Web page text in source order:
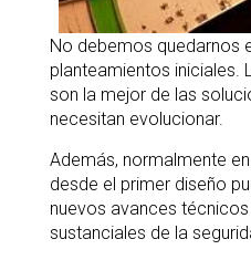
No debemos quedarnos
planteamientos iniciales.
son la mejor de las
necesitan evolucionar.
Además, normalmente
desde el primer diseño
nuevos avances
sustanciales de la